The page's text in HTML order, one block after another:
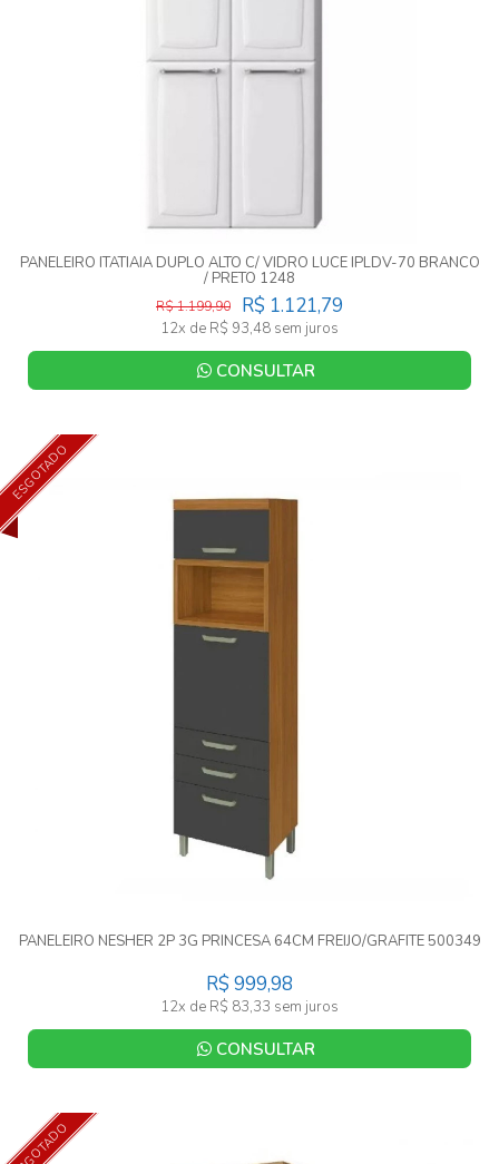
PANELEIRO ITATIAIA DUPLO ALTO C/ VIDRO LUCE IPLDV-70 BRANCO
/ PRETO 1248
R$ 1.121,79
R$ 1.199,90
12x de R$ 93,48 sem juros
CONSULTAR
ESGOTADO
PANELEIRO NESHER 2P 3G PRINCESA 64CM FREIJO/GRAFITE 500349
R$ 999,98
12x de R$ 83,33 sem juros
CONSULTAR
ESGOTADO